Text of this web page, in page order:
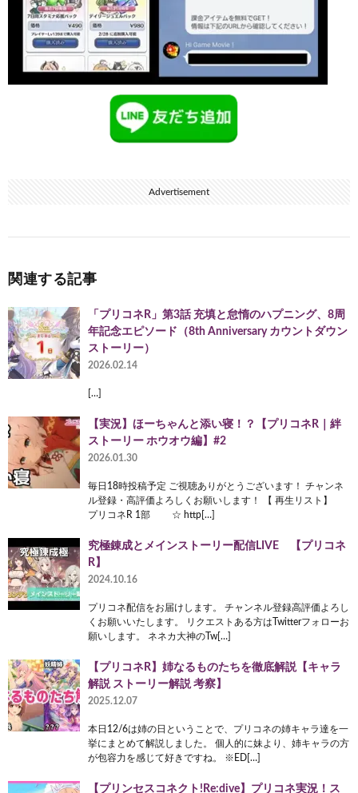
Advertisement
関連する記事
「プリコネR」第3話 充填と怠惰のハプニング、8周
年記念エピソード（8th Anniversary カウントダウン
ストーリー）
2026.02.14
[…]
【実況】ほーちゃんと添い寝！？【プリコネR｜絆
ストーリー ホウオウ編】#2
2026.01.30
毎日18時投稿予定 ご視聴ありがとうございます！ チャンネ
ル登録・高評価よろしくお願いします！ 【 再生リスト】
プリコネR 1部 ☆ http[…]
究極錬成とメインストーリー配信LIVE 【プリコネ
R】
2024.10.16
プリコネ配信をお届けします。 チャンネル登録高評価よろし
くお願いいたします。 リクエストある方はTwitterフォローお
願いします。 ネネカ大神のTw[…]
【プリコネR】姉なるものたちを徹底解説【キャラ
解説 ストーリー解説 考察】
2025.12.07
本日12/6は姉の日ということで、プリコネの姉キャラ達を一
挙にまとめて解説しました。 個人的に妹より、姉キャラの方
が包容力を感じて好きですね。 ※ED[…]
【プリンセスコネクト!Re:dive】プリコネ実況！ス